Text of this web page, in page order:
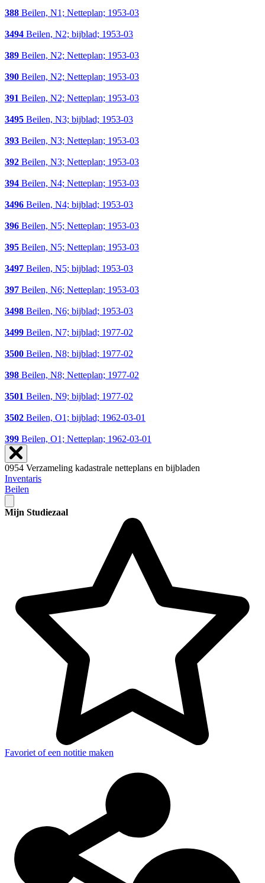
388 Beilen, N1; Netteplan; 1953-03
3494 Beilen, N2; bijblad; 1953-03
389 Beilen, N2; Netteplan; 1953-03
390 Beilen, N2; Netteplan; 1953-03
391 Beilen, N2; Netteplan; 1953-03
3495 Beilen, N3; bijblad; 1953-03
393 Beilen, N3; Netteplan; 1953-03
392 Beilen, N3; Netteplan; 1953-03
394 Beilen, N4; Netteplan; 1953-03
3496 Beilen, N4; bijblad; 1953-03
396 Beilen, N5; Netteplan; 1953-03
395 Beilen, N5; Netteplan; 1953-03
3497 Beilen, N5; bijblad; 1953-03
397 Beilen, N6; Netteplan; 1953-03
3498 Beilen, N6; bijblad; 1953-03
3499 Beilen, N7; bijblad; 1977-02
3500 Beilen, N8; bijblad; 1977-02
398 Beilen, N8; Netteplan; 1977-02
3501 Beilen, N9; bijblad; 1977-02
3502 Beilen, O1; bijblad; 1962-03-01
399 Beilen, O1; Netteplan; 1962-03-01
0954 Verzameling kadastrale netteplans en bijbladen
Inventaris
Beilen
Mijn Studiezaal
Favoriet of een notitie maken